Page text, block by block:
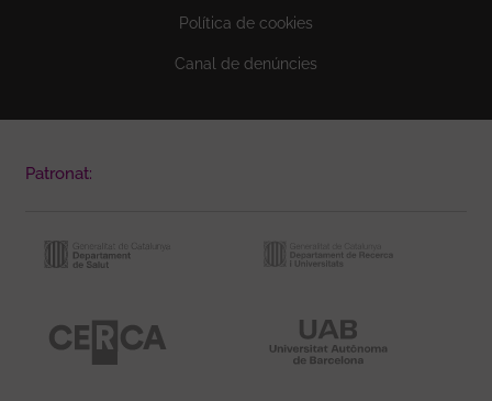
Política de cookies
Canal de denúncies
Patronat: